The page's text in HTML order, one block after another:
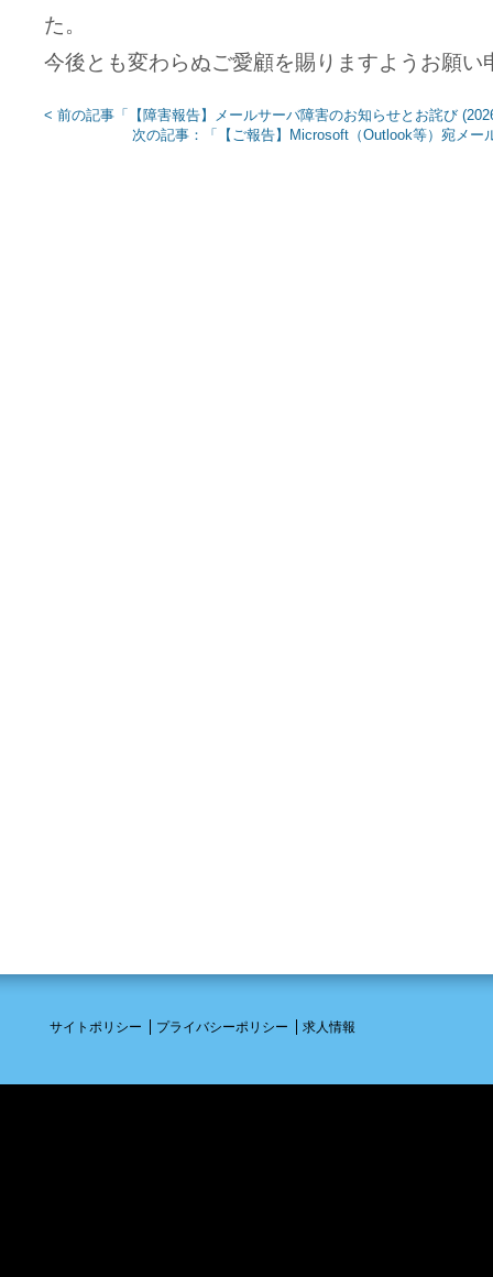
た。
今後とも変わらぬご愛顧を賜りますようお願い
< 前の記事「【障害報告】メールサーバ障害のお知らせとお詫び
次の記事：「【ご報告】Microsoft（Outlook等）宛メー
サイトポリシー プライバシーポリシー 求人情報